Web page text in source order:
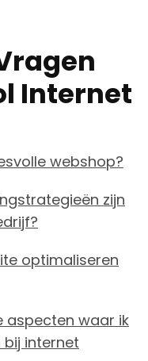
Internet
webshop?
zijn
optimaliseren
aspecten waar ik
internet